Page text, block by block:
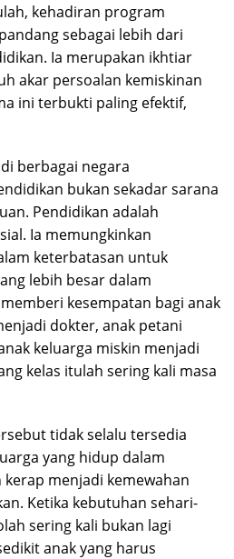
kehadiran program
sebagai lebih dari
Ia merupakan ikhtiar
akar persoalan kemiskinan
ini terbukti paling efektif,
berbagai negara
bukan sekadar sarana
Pendidikan adalah
Ia memungkinkan
keterbatasan untuk
lebih besar dalam
kesempatan bagi anak
dokter, anak petani
keluarga miskin menjadi
kelas itulah sering kali masa
tidak selalu tersedia
yang hidup dalam
menjadi kemewahan
Ketika kebutuhan sehari-
sering kali bukan lagi
anak yang harus